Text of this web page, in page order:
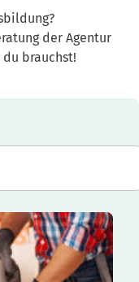
der Agentur
brauchst!